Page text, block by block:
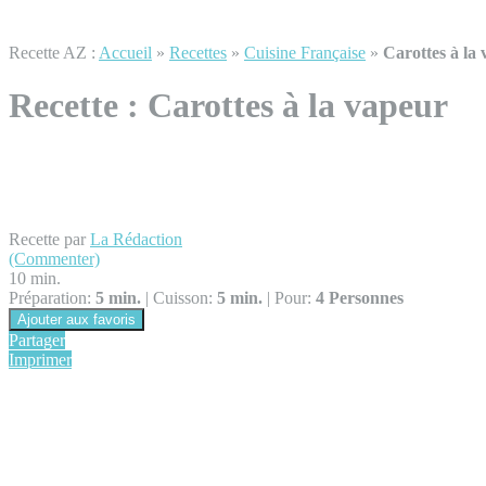
Recette AZ : Accueil » Recettes » Cuisine Française » Carottes à la
Recette : Carottes à la vapeur
Recette par La Rédaction
(Commenter)
10 min.
Préparation: 5 min. | Cuisson: 5 min. | Pour: 4 Personnes
Ajouter aux favoris
Partager
Imprimer